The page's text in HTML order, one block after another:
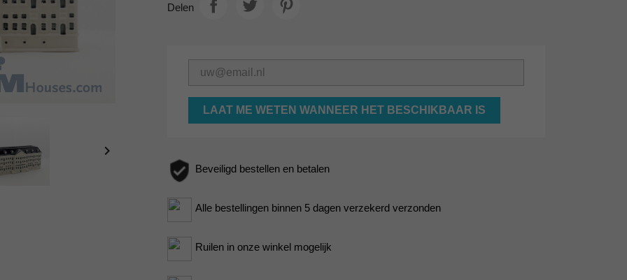

Delen
LAAT ME WETEN WANNEER HET BESCHIKBAAR IS
Beveiligd bestellen en betalen
Alle bestellingen binnen 5 dagen verzekerd verzonden
Ruilen in onze winkel mogelijk